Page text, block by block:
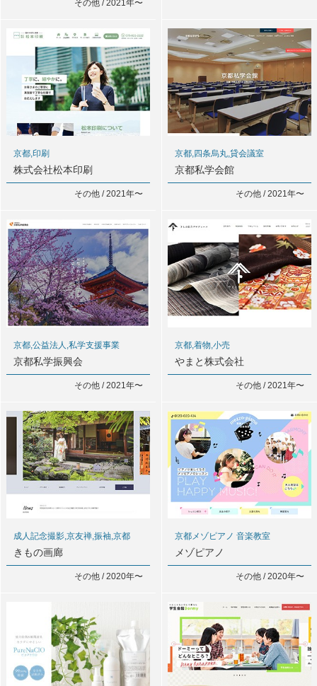
その他 / 2021年〜
京都,印刷
株式会社松本印刷
その他 / 2021年〜
京都,四条烏丸,貸会議室
京都私学会館
その他 / 2021年〜
京都,公益法人,私学⽀援事業
京都私学振興会
その他 / 2021年〜
京都,着物,小売
やまと株式会社
その他 / 2021年〜
成人記念撮影,京友禅,振袖,京都
きもの画廊
その他 / 2020年〜
京都メゾピアノ 音楽教室
メゾピアノ
その他 / 2020年〜